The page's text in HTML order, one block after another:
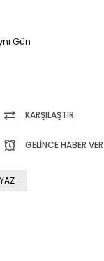
Gün
KARŞILAŞTIR
GELINCE HABER VER